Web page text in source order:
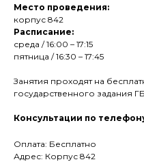
Место проведения:
корпус 842
Расписание:
среда / 16:00 – 17:15
пятница / 16:30 – 17:45
Занятия проходят на
государственного задания
Консультации по
Оплата: Бесплатно
Адрес: Корпус 842